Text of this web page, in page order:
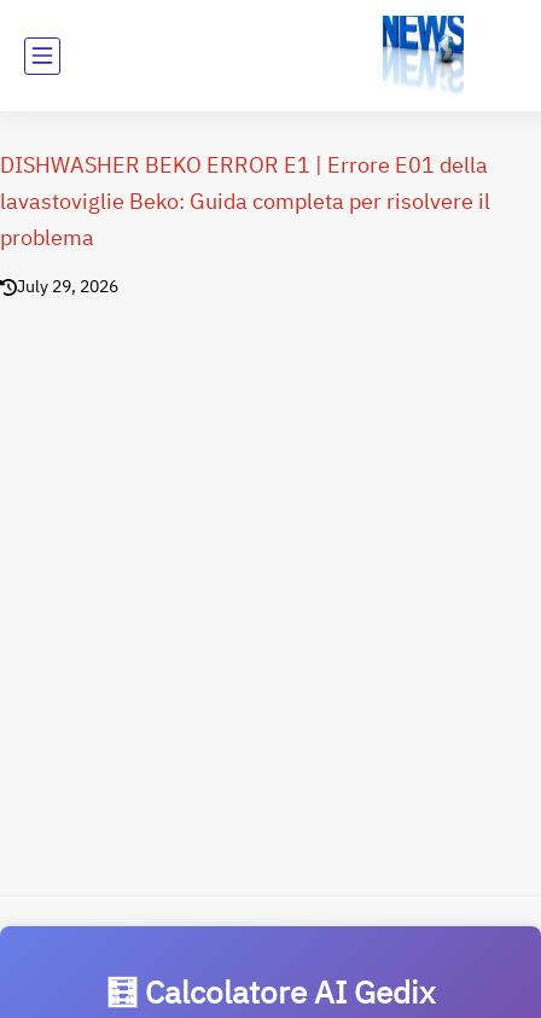
DISHWASHER BEKO ERROR E1 | Errore E01 della
lavastoviglie Beko: Guida completa per risolvere il
problema
July 29, 2026
🧮 Calcolatore AI Gedix